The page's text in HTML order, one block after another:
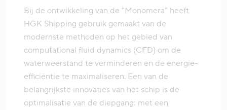
Bij de ontwikkeling van de "Monomera" heeft
HGK Shipping gebruik gemaakt van de
modernste methoden op het gebied van
computational fluid dynamics (CFD) om de
waterweerstand te verminderen en de energie-
efficiëntie te maximaliseren. Een van de
belangrijkste innovaties van het schip is de
optimalisatie van de diepgang: met een